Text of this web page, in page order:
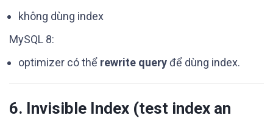
không dùng index
MySQL 8:
optimizer có thể rewrite queryđể dùng index.
6. Invisible Index (test index an